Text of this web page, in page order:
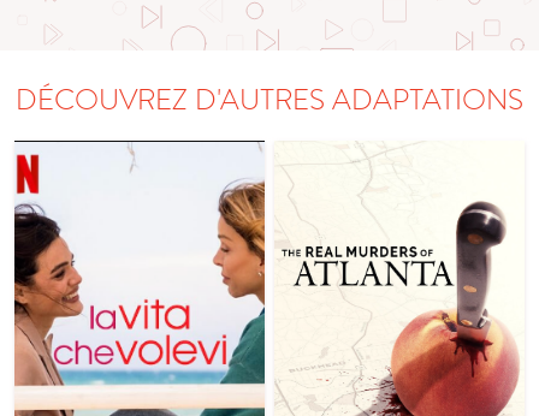
DÉCOUVREZ D'AUTRES ADAPTATIONS